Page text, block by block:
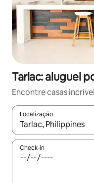
Tarlac: aluguel
Encontre casas
Localização
Quando os resultados
Check-in